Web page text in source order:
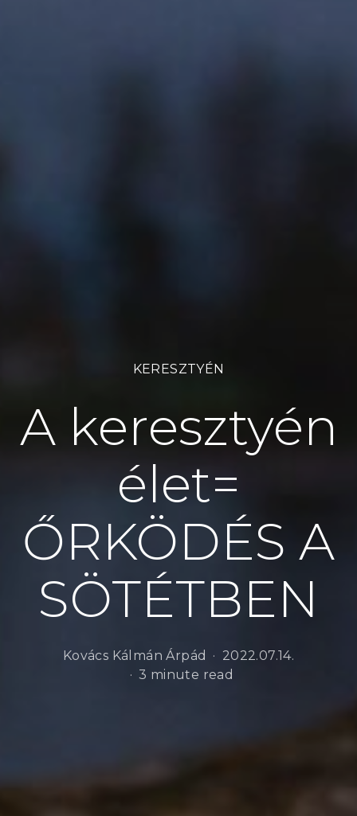
KERESZTYÉN
A keresztyén
élet=
ŐRKÖDÉS A
SÖTÉTBEN
Kovács Kálmán Árpád
2022.07.14.
3 minute read